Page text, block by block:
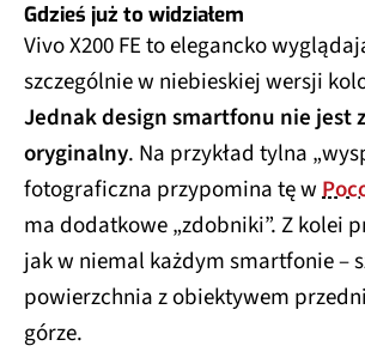
Gdzieś już to widziałem
Vivo X200 FE to elegancko
szczególnie w niebieskiej wersji
Jednak design smartfonu nie jest
oryginalny. Na przykład tylna
fotograficzna przypomina tę w
ma dodatkowe „zdobniki”. Z kolei
jak w niemal każdym smartfonie –
powierzchnia z obiektywem
górze.